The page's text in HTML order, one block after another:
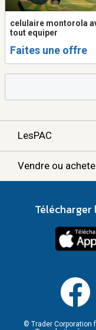
celulaire montorola
tout equiper
Faites une offre
LesPAC
Vendre ou
© Trader Corporation